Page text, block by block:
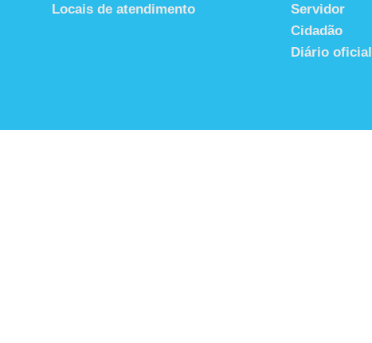
Locais de atendimento
Servidor
Cidadão
Diário oficial